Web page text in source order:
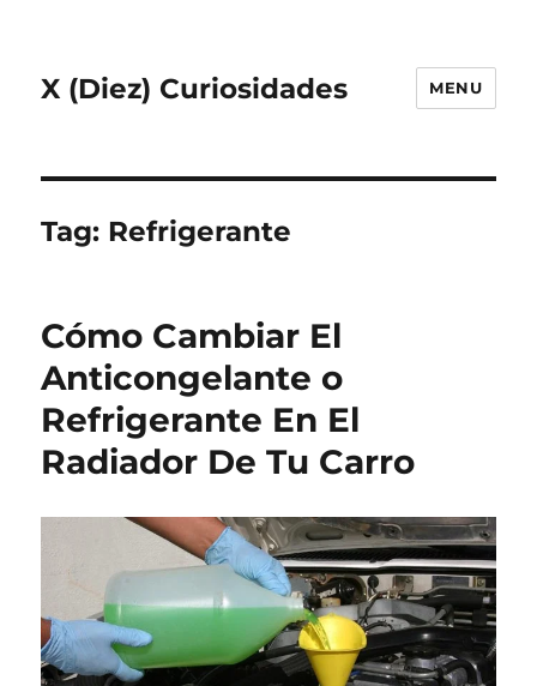
X (Diez) Curiosidades MENU
Tag: Refrigerante
Cómo Cambiar El
Anticongelante o
Refrigerante En El
Radiador De Tu Carro